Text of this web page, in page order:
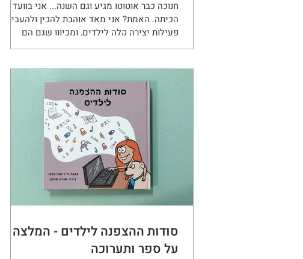
חנוכה כבר אוטוטו מגיע וגם השנה... אני בוועד של
הכיתה. האמת? אני מאד אוהבת להכין ולהעביר
פעילות יצירה קלה לילדים, ומכיוון שגם הם
אוהבים את זה אז זה ממש Win-Win. השנה מדובר
מרשים, אבל גם מספיק קל כדי שהילדים יוכלו
להתמודד איתו בעצמם כמעט בלי עזרה. חיפשתי
ומצאתי! אז מה מכינים? פמוט יפיפה המכיל חול
צבעוני. רק ש... זה לא באמת חול. זה מלח שצבענו
אותו עם גיר צבעוני. זה באמת טריק מדליק
שמאפשר לקבל גוונים צבעוניים וממש בקלות
ובלי יותר מדי לכלוך.
סודות ההצפנה לילדים - המלצה
על ספר ותערוכה